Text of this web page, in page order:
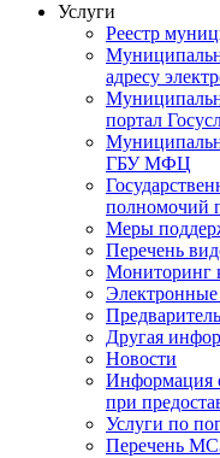
Услуги
Реестр
адресу
портал
ГБУ МФЦ
полномочий
Меры
Перечень
Мониторинг
Другая
Новости
Информация
при
Услуги по
Перечень